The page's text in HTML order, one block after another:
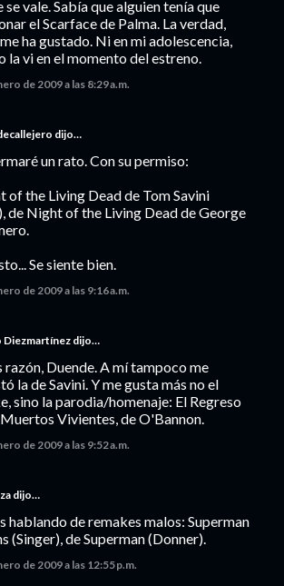
se vale. Sabía que alguien tenía que
el Scarface de Palma. La verdad,
ha gustado. Ni en mi adolescencia,
la vi en el momento del estreno.
de 2009 a las 8:29 a.m.
dijo…
un rato. Con su permiso:
of the Living Dead de Tom Savini
de Night of the Living Dead de George
Se siente bien.
de 2009 a las 9:16 a.m.
Diezmartínez dijo…
razón, Duende. A mí tampoco me
la de Savini. Y me gusta más no el
sino la parodia/homenaje: El Regreso
Vivientes, de O'Bannon.
de 2009 a las 9:52 a.m.
dijo…
hablando de remakes malos: Superman
(Singer), de Superman (Donner).
de 2009 a las 12:55 p.m.